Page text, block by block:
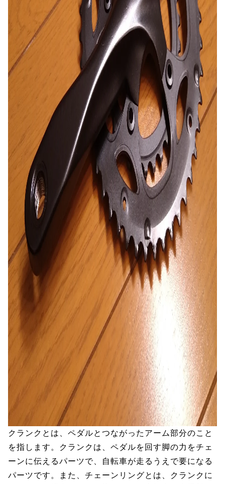
クランクとは、ペダルとつながったアーム部分のこと
を指します。クランクは、ペダルを回す脚の力をチェ
ーンに伝えるパーツで、自転車が走るうえで要になる
パーツです。また、チェーンリングとは、クランクに